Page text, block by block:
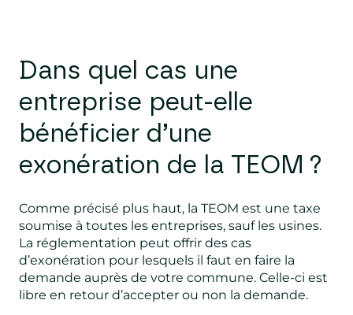
Dans quel cas une
entreprise peut-elle
bénéficier d’une
exonération de la TEOM ?
Comme précisé plus haut, la TEOM est une taxe
soumise à toutes les entreprises, sauf les usines.
La réglementation peut offrir des cas
d’exonération pour lesquels il faut en faire la
demande auprès de votre commune. Celle-ci est
libre en retour d’accepter ou non la demande.